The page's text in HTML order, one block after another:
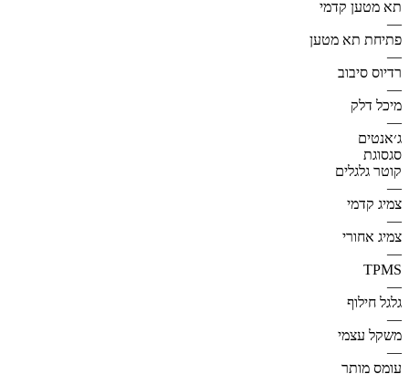
תא מטען קדמי
—
פתיחת תא מטען
—
רדיוס סיבוב
—
מיכל דלק
—
ג׳אנטים
סגסוגת
קוטר גלגלים
—
צמיג קדמי
—
צמיג אחורי
—
TPMS
—
גלגל חילוף
—
משקל עצמי
—
עומס מותר